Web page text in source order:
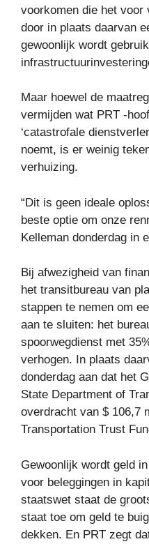
voorkomen die het voor
door in plaats daarvan
gewoonlijk wordt
Maar hoewel de
vermijden wat PRT -
‘catastrofale
noemt, is er weinig
verhuizing.
“Dit is geen ideale
beste optie om onze
Kelleman donderdag in
Bij afwezigheid van
het transitbureau van
stappen te nemen om
aan te sluiten: het
spoorwegdienst met
verhogen. In plaats
donderdag aan dat het
State Department of
overdracht van $ 106,7
Transportation Trust
Gewoonlijk wordt geld
voor beleggingen in
staatswet staat de
staat toe om geld te
dekken. En PRT zegt